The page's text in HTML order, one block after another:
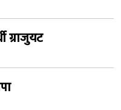
ग्राजुयट